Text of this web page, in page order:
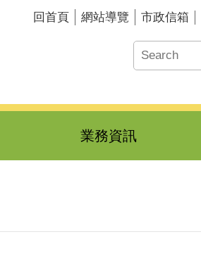
回首頁 網站導覽 市政信箱
業務資訊